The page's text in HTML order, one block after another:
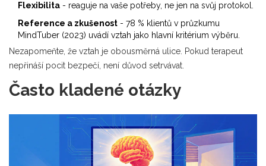
Flexibilita - reaguje na vaše potřeby, ne jen na svůj protokol.
Reference a zkušenost - 78 % klientů v průzkumu
MindTuber (2023) uvádí vztah jako hlavní kritérium výběru.
Nezapomeňte, že vztah je obousměrná ulice. Pokud terapeut
nepřináší pocit bezpečí, není důvod setrvávat.
Často kladené otázky